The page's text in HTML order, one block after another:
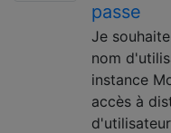
passe
Je
nom
instance
accès à